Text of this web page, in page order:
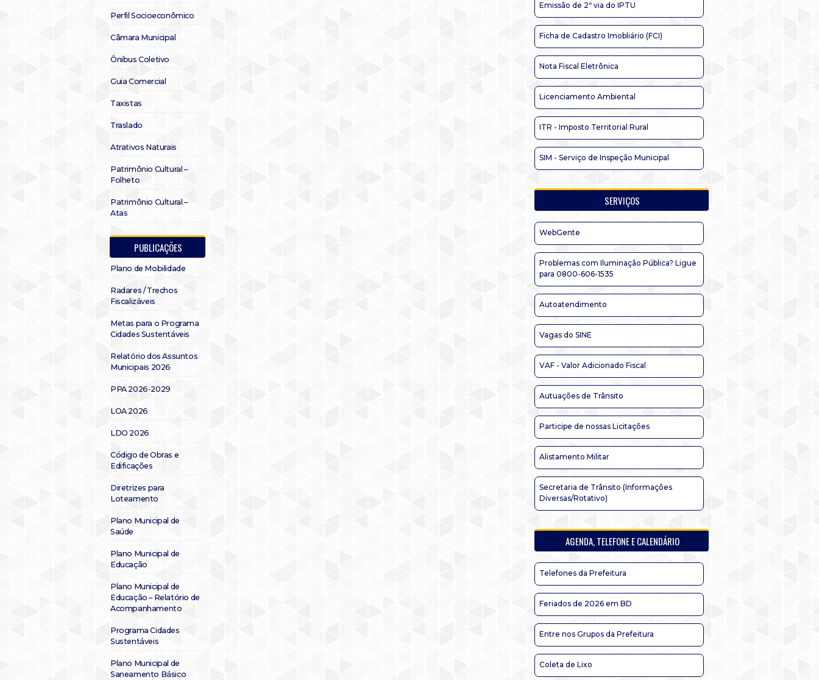
Perfil Socioeconômico
Câmara Municipal
Ônibus Coletivo
Guia Comercial
Taxistas
Traslado
Atrativos Naturais
Patrimônio Cultural –
Folheto
Patrimônio Cultural –
Atas
PUBLICAÇÕES
Plano de Mobilidade
Radares / Trechos
Fiscalizáveis
Metas para o Programa
Cidades Sustentáveis
Relatório dos Assuntos
Municipais 2026
PPA 2026-2029
LOA 2026
LDO 2026
Código de Obras e
Edificações
Diretrizes para
Loteamento
Plano Municipal de
Saúde
Plano Municipal de
Educação
Plano Municipal de
Educação – Relatório de
Acompanhamento
Programa Cidades
Sustentáveis
Plano Municipal de
Saneamento Básico
Emissão de 2ª via do IPTU
Ficha de Cadastro Imobliário (FCI)
Nota Fiscal Eletrônica
Licenciamento Ambiental
ITR - Imposto Territorial Rural
SIM - Serviço de Inspeção Municipal
SERVIÇOS
WebGente
Problemas com Iluminação Pública? Ligue
para 0800-606-1535
Autoatendimento
Vagas do SINE
VAF - Valor Adicionado Fiscal
Autuações de Trânsito
Participe de nossas Licitações
Alistamento Militar
Secretaria de Trânsito (Informações
Diversas/Rotativo)
AGENDA, TELEFONE E CALENDÁRIO
Telefones da Prefeitura
Feriados de 2026 em BD
Entre nos Grupos da Prefeitura
Coleta de Lixo